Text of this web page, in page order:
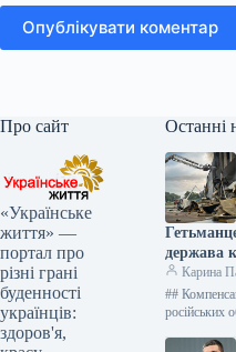
Опублікувати коментар
Про сайт
«Українське
життя» —
портал про
різні грані
буденності
українців:
здоров'я,
Останні
держава
бізнесам
Карина
##
російських
не має